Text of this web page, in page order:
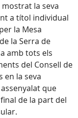
la seva
a títol individual
la Mesa
la Serra de
amb tots els
del Consell de
en la seva
que
de la part del